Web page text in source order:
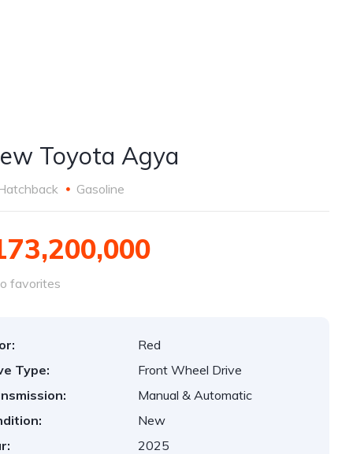
Toyota Agya
Gasoline
favorites
Red
Type:
Front Wheel Drive
Manual & Automatic
New
2025